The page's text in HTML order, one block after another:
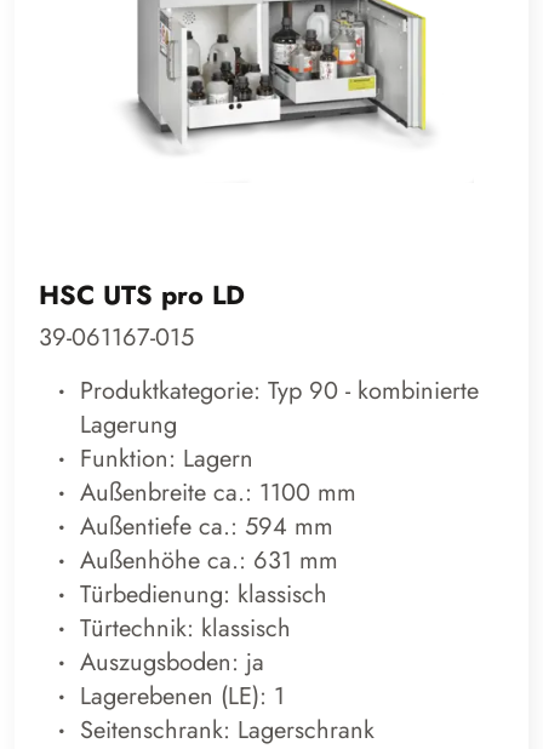
HSC UTS pro LD
39-061167-015
Produktkategorie: Typ 90 - kombinierte
Lagerung
Funktion: Lagern
Außenbreite ca.: 1100 mm
Außentiefe ca.: 594 mm
Außenhöhe ca.: 631 mm
Türbedienung: klassisch
Türtechnik: klassisch
Auszugsboden: ja
Lagerebenen (LE): 1
Seitenschrank: Lagerschrank